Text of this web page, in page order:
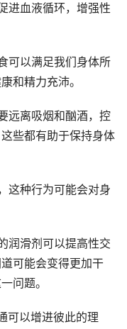
进血液循环，增强性
可以满足我们身体所
和精力充沛。
远离吸烟和酗酒，控
些都有助于保持身体
这种行为可能会对身
润滑剂可以提高性交
可能会变得更加干
问题。
可以增进彼此的理